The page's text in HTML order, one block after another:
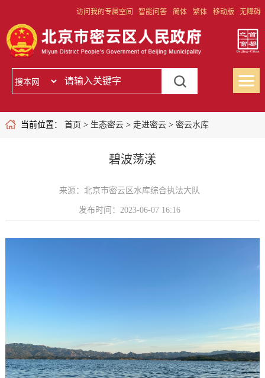
访问我的专属空间 智能问答 简体 繁体 移动版 无障碍
当前位置： 首页 > 生态密云> 走进密云> 密云水库
碧波荡漾
来源：北京市密云区水库综合执法大队
发布时间：2023-06-07 16:16